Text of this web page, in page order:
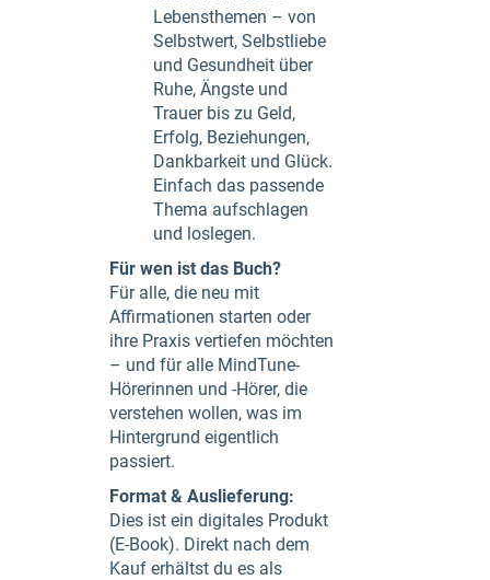
Lebensthemen – von
Selbstwert, Selbstliebe
und Gesundheit über
Ruhe, Ängste und
Trauer bis zu Geld,
Erfolg, Beziehungen,
Dankbarkeit und Glück.
Einfach das passende
Thema aufschlagen
und loslegen.
Für wen ist das Buch?
Für alle, die neu mit
Affirmationen starten oder
ihre Praxis vertiefen möchten
– und für alle MindTune-
Hörerinnen und -Hörer, die
verstehen wollen, was im
Hintergrund eigentlich
passiert.
Format & Auslieferung:
Dies ist ein digitales Produkt
(E-Book). Direkt nach dem
Kauf erhältst du es als